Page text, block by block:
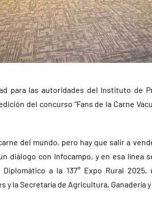
para las autoridades del Instituto de
del concurso “Fans de la Carne
del mundo, pero hay que salir a
diálogo con Infocampo, y en esa línea
a la 137° Expo Rural
la Secretaría de Agricultura, Ganadería y